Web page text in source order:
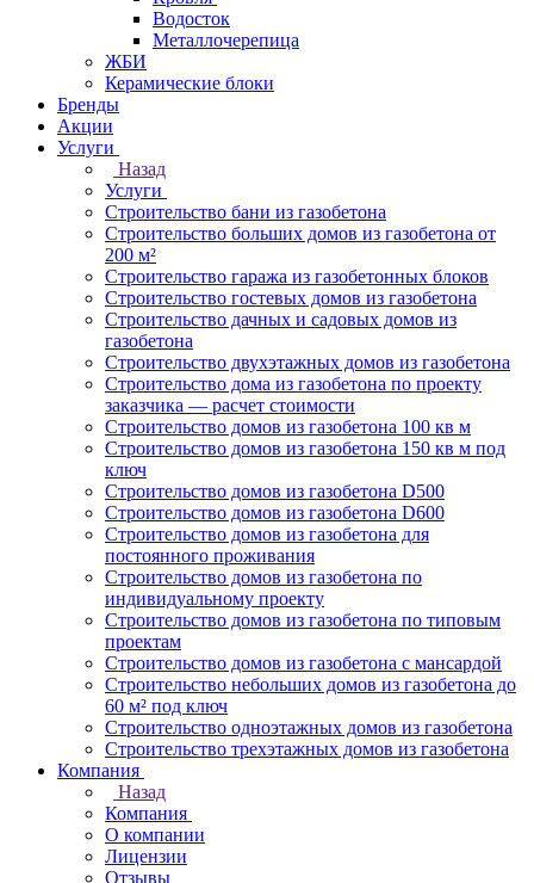
Водосток
Металлочерепица
ЖБИ
Керамические блоки
Бренды
Акции
Услуги
Назад
Услуги
Строительство бани из газобетона
Строительство больших домов из газобетона от
200 м²
Строительство гаража из газобетонных блоков
Строительство гостевых домов из газобетона
Строительство дачных и садовых домов из
газобетона
Строительство двухэтажных домов из газобетона
Строительство дома из газобетона по проекту
заказчика — расчет стоимости
Строительство домов из газобетона 100 кв м
Строительство домов из газобетона 150 кв м под
ключ
Строительство домов из газобетона D500
Строительство домов из газобетона D600
Строительство домов из газобетона для
постоянного проживания
Строительство домов из газобетона по
индивидуальному проекту
Строительство домов из газобетона по типовым
проектам
Строительство домов из газобетона с мансардой
Строительство небольших домов из газобетона до
60 м² под ключ
Строительство одноэтажных домов из газобетона
Строительство трехэтажных домов из газобетона
Компания
Назад
Компания
О компании
Лицензии
Отзывы